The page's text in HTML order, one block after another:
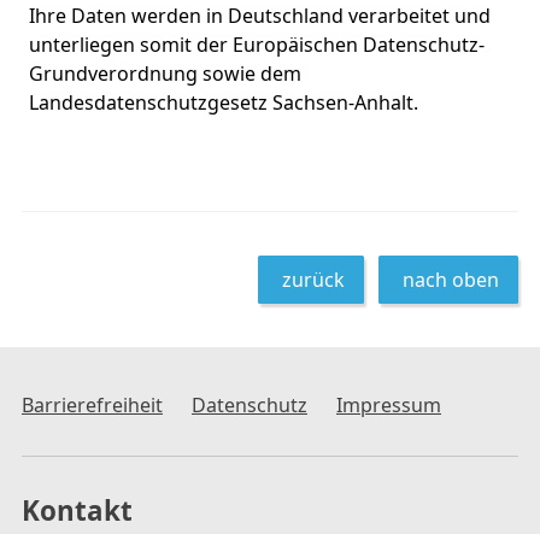
Ihre Daten werden in Deutschland verarbeitet und
unterliegen somit der Europäischen Datenschutz-
Grundverordnung sowie dem
Landesdatenschutzgesetz Sachsen-Anhalt.
zurück nach oben
Barrierefreiheit Datenschutz Impressum
Kontakt